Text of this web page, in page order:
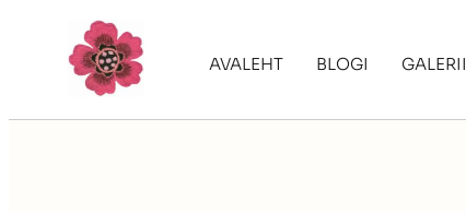
AVALEHT BLOGI GALERII